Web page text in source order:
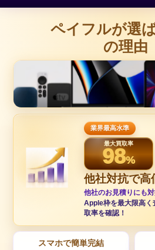
ペイフルが選
の理由
業界最高水準
最大買取率
98%
他社対抗で高
他社のお見積りにも対
Apple枠を最大限高く
取率を確認！
スマホで簡単完結